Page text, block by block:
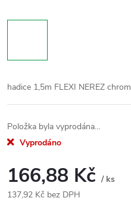
hadice 1,5m FLEXI NEREZ chrom
Položka byla vyprodána…
Vyprodáno
166,88 Kč / ks
137,92 Kč bez DPH